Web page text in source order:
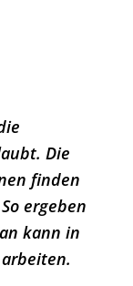
Die
finden
ergeben
kann in